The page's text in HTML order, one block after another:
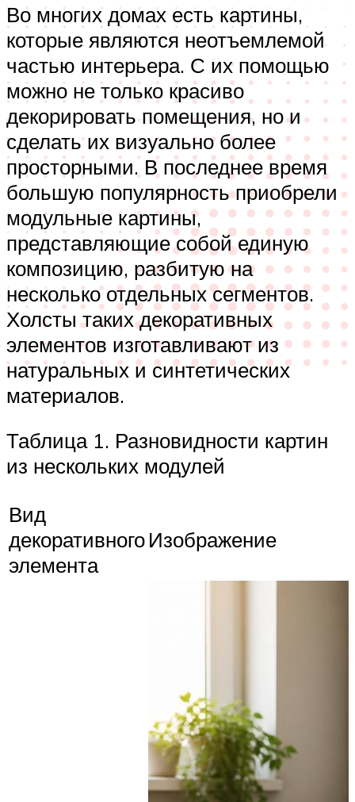
Во многих домах есть картины,
которые являются неотъемлемой
частью интерьера. С их помощью
можно не только красиво
декорировать помещения, но и
сделать их визуально более
просторными. В последнее время
большую популярность приобрели
модульные картины,
представляющие собой единую
композицию, разбитую на
несколько отдельных сегментов.
Холсты таких декоративных
элементов изготавливают из
натуральных и синтетических
материалов.
Таблица 1. Разновидности картин
из нескольких модулей
Вид
декоративного
элемента
Изображение